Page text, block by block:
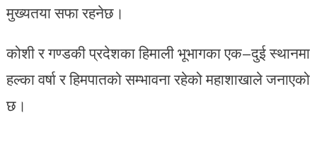
मुख्यतया सफा रहनेछ।
कोशी र गण्डकी प्रदेशका हिमाली भूभागका एक–दुई स्थानमा
हल्का वर्षा र हिमपातको सम्भावना रहेको महाशाखाले जनाएको
छ।